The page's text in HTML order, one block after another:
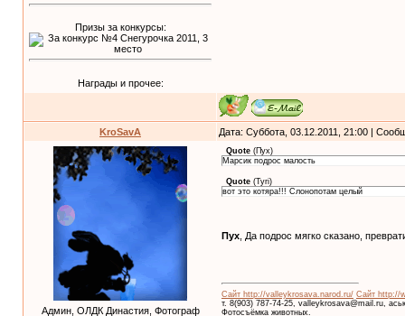
Призы за конкурсы:
Награды и прочее:
KroSavA Дата: Суббота, 03.12.2011, 21:00 |
Админ, ОЛДК Династия, Фотограф
Quote (Пух)
Марсик подрос малость
Quote (Tyri)
вот это котяра!!! Слонопотам целый
Пух , Да подрос мягко сказано,
Сайт http://valleykrosava.narod.ru/ Сайт http://
т. 8(903) 787-74-25, valleykrosava@mail.ru,
Фотосъёмка животных.